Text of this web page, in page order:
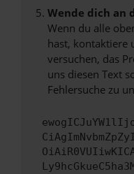
Wende dich an
Wenn du alle
hast, kontaktiere
versuchen, das
uns diesen Text
Fehlersuche zu